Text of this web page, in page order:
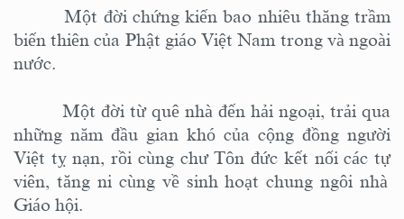
Một đời chứng kiến bao nhiêuthăng trầm
biến thiên của Phật giáo Việt Nam trong và ngoài
nước.
Một đời từ quê nhà đến hải ngoại, trải qua
những năm đầu gian khó của cộng đồng người
Việt tỵ nạn, rồi cùng chư Tôn đức kếtnối các tự
viên, tăng ni cùng vềsinh hoạt chung ngôi nhà
Giáo hội.